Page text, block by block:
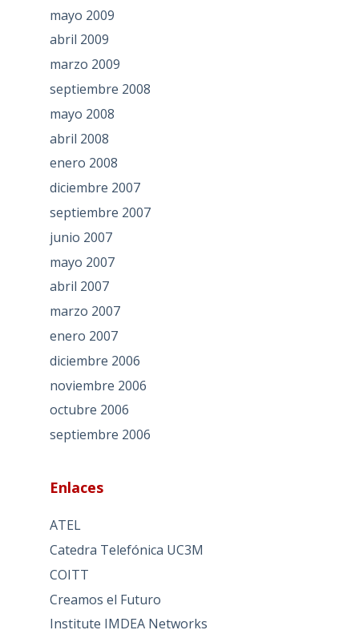
mayo 2009
abril 2009
marzo 2009
septiembre 2008
mayo 2008
abril 2008
enero 2008
diciembre 2007
septiembre 2007
junio 2007
mayo 2007
abril 2007
marzo 2007
enero 2007
diciembre 2006
noviembre 2006
octubre 2006
septiembre 2006
Enlaces
ATEL
Catedra Telefónica UC3M
COITT
Creamos el Futuro
Institute IMDEA Networks